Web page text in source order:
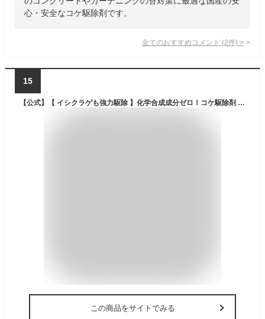
心・安全なコケ駆除剤です。
全てのおすすめコメント (2件) >
15
【公式】【 イシクラゲも強力駆除 】化学合成成分ゼロ！コケ駆除剤 コケそうじスプレー 500ml パネフリ工業【コケ 除去 対策 国産 日本製 苔 こけ ゼニゴケ いしくらげ 除草剤 駐車場 庭 手入れ ガーデニング 天然素材 オーガニック】【出荷場所が別のため別商品と同梱不可】
この商品をサイトでみる